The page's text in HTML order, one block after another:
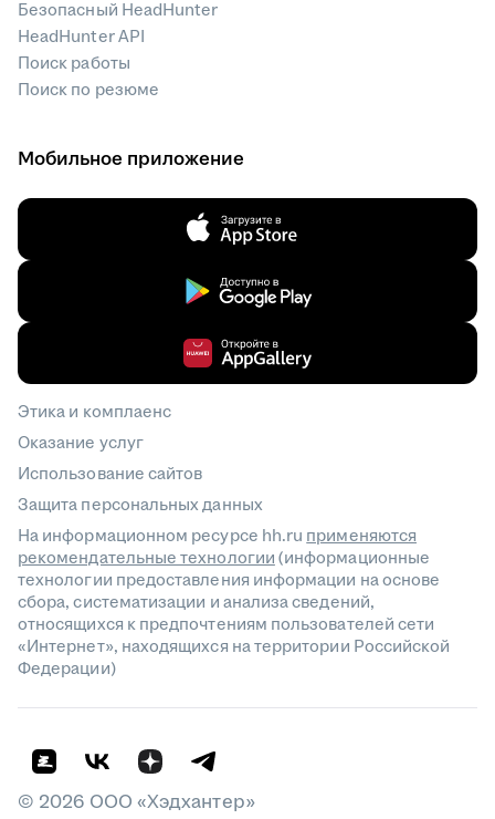
Безопасный HeadHunter
HeadHunter API
Поиск работы
Поиск по резюме
Мобильное приложение
Этика и комплаенс
Оказание услуг
Использование сайтов
Защита персональных данных
На информационном ресурсе hh.ru применяются
рекомендательные технологии(информационные
технологии предоставления информации на основе
сбора, систематизации и анализа сведений,
относящихся к предпочтениям пользователей сети
«Интернет», находящихся на территории Российской
Федерации)
© 2026 ООО «Хэдхантер»